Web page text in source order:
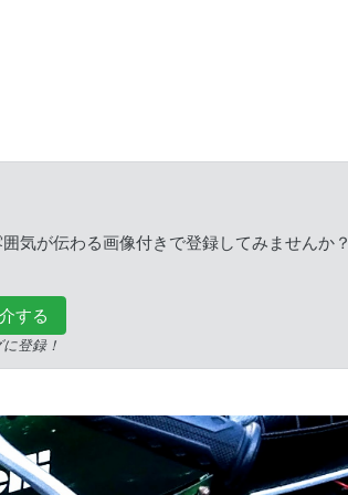
気が伝わる画像付きで登録してみませんか？
する
登録！